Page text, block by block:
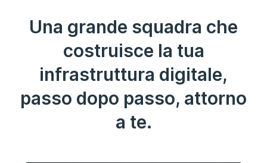
Una grande squadra che
costruisce la tua
infrastruttura digitale,
passo dopo passo, attorno
a te.